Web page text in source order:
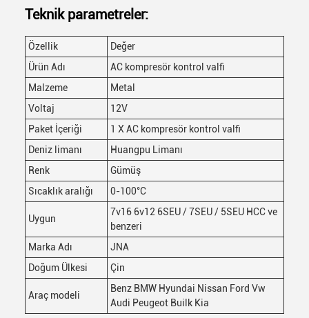
Teknik parametreler:
Özellik
Değer
Ürün Adı
AC kompresör kontrol valfi
Malzeme
Metal
Voltaj
12V
Paket İçeriği
1 X AC kompresör kontrol valfi
Deniz limanı
Huangpu Limanı
Renk
Gümüş
Sıcaklık aralığı
0-100°C
Uygun
7v16 6v12 6SEU / 7SEU / 5SEU HCC ve
benzeri
Marka Adı
JNA
Doğum Ülkesi
Çin
Araç modeli
Benz BMW Hyundai Nissan Ford Vw
Audi Peugeot Builk Kia